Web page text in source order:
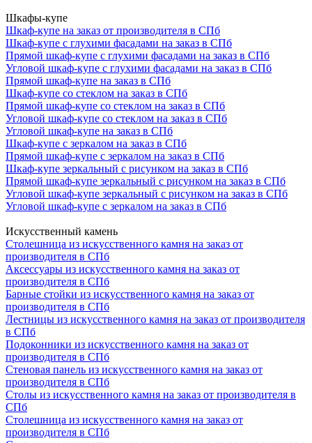
Шкафы-купе
Шкаф-купе на заказ от производителя в СПб
Шкаф-купе с глухими фасадами на заказ в СПб
Прямой шкаф-купе с глухими фасадами на заказ в СПб
Угловой шкаф-купе с глухими фасадами на заказ в СПб
Прямой шкаф-купе на заказ в СПб
Шкаф-купе со стеклом на заказ в СПб
Прямой шкаф-купе со стеклом на заказ в СПб
Угловой шкаф-купе со стеклом на заказ в СПб
Угловой шкаф-купе на заказ в СПб
Шкаф-купе с зеркалом на заказ в СПб
Прямой шкаф-купе с зеркалом на заказ в СПб
Шкаф-купе зеркальный с рисунком на заказ в СПб
Прямой шкаф-купе зеркальный с рисунком на заказ в СПб
Угловой шкаф-купе зеркальный с рисунком на заказ в СПб
Угловой шкаф-купе с зеркалом на заказ в СПб
Искусственный камень
Столешница из искусственного камня на заказ от
производителя в СПб
Аксессуары из искусственного камня на заказ от
производителя в СПб
Барные стойки из искусственного камня на заказ от
производителя в СПб
Лестницы из искусственного камня на заказ от производителя
в СПб
Подоконники из искусственного камня на заказ от
производителя в СПб
Стеновая панель из искусственного камня на заказ от
производителя в СПб
Столы из искусственного камня на заказ от производителя в
СПб
Столешница из искусственного камня на заказ от
производителя в СПб